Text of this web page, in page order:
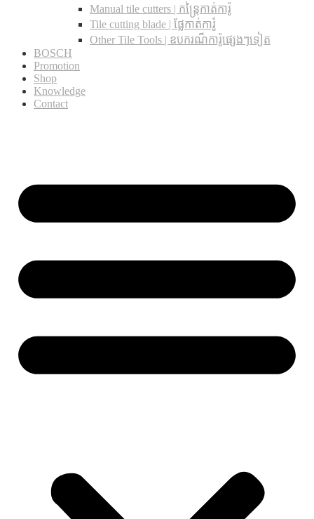
Manual tile cutters | កន្ត្រៃកាត់ការ៉ូ
Tile cutting blade | ផ្លែកាត់ការ៉ូ
Other Tile Tools | ឧបករណ៏ការ៉ូផ្សេងៗទៀត
BOSCH
Promotion
Shop
Knowledge
Contact